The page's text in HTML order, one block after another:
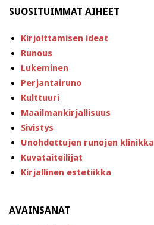
SUOSITUIMMAT AIHEET
Kirjoittamisen ideat
Runous
Lukeminen
Perjantairuno
Kulttuuri
Maailmankirjallisuus
Sivistys
Unohdettujen runojen klinikka
Kuvataiteilijat
Kirjallinen estetiikka
AVAINSANAT